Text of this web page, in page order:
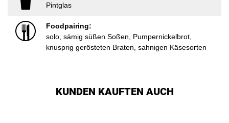
Pintglas
Foodpairing:
solo, sämig süßen Soßen, Pumpernickelbrot,
knusprig gerösteten Braten, sahnigen Käsesorten
KUNDEN KAUFTEN AUCH